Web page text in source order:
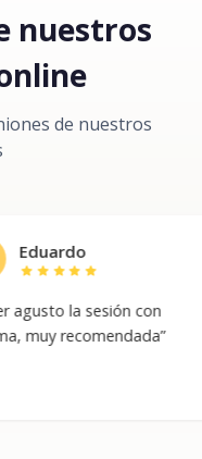
nuestros
de nuestros
star star
la sesión con
”